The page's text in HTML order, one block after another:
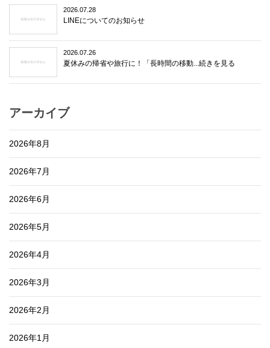
2026.07.28
LINEについてのお知らせ
2026.07.26
夏休みの帰省や旅行に！「長時間の移動...続きを見る
アーカイブ
2026年8月
2026年7月
2026年6月
2026年5月
2026年4月
2026年3月
2026年2月
2026年1月